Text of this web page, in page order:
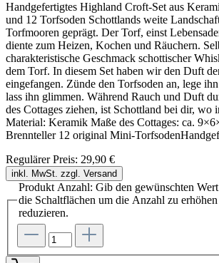
Handgefertigtes Highland Croft-Set aus
und 12 Torfsoden Schottlands weite
Torfmooren geprägt. Der Torf, einst
diente zum Heizen, Kochen und Räuchern.
charakteristische Geschmack schottischer
dem Torf. In diesem Set haben wir den Duft
eingefangen. Zünde den Torfsoden an, lege
lass ihn glimmen. Während Rauch und Duft
des Cottages ziehen, ist Schottland bei dir, wo
Material: Keramik Maße des Cottages: ca.
Brennteller 12 original Mini-
Regulärer Preis: 29,90 €
inkl. MwSt. zzgl. Versand
Produkt Anzahl: Gib den gewünschten
die Schaltflächen um die Anzahl zu
reduzieren.